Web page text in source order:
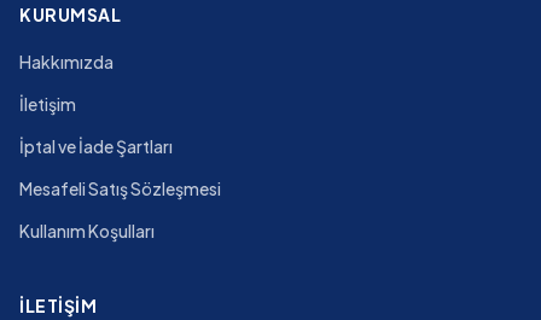
KURUMSAL
Hakkımızda
İletişim
İptal ve İade Şartları
Mesafeli Satış Sözleşmesi
Kullanım Koşulları
İLETIŞIM